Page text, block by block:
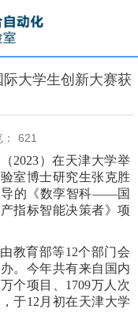
大学生创新大赛获
621
2023）在天津大学举
室博士研究生张克胜
导的《数孪智科——国
指标智能决策者》项
教育部等12个部门会
。今年共有来自国内
个项目、1709万人次
于12月初在天津大学